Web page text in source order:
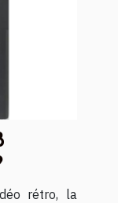
rétro, la